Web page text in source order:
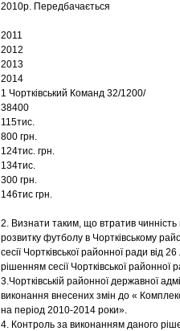
2010р. Передбачається
2011
2012
2013
2014
1 Чортківський Команд 32/1200/
38400
115тис.
800 грн.
124тис. грн.
134тис.
300 грн.
146тис грн.
2. Визнати таким, що втратив
розвитку футболу в Чортківському
сесії Чортківської районної ради
рішенням сесії Чортківської
3.Чортківській районної державної
виконання внесених змін до «
на період 2010-2014 роки».
4. Контроль за виконанням даного